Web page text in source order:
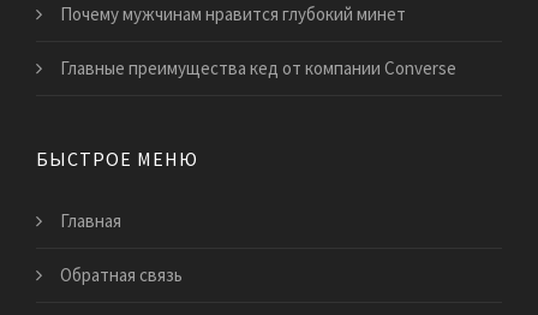
Почему мужчинам нравится глубокий минет
Главные преимущества кед от компании Converse
БЫСТРОЕ МЕНЮ
Главная
Обратная связь